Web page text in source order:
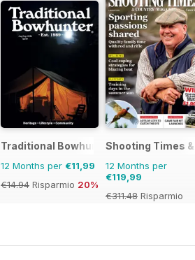
Traditional Bowhunter Magazine
12 Months per €11,99
€14.94 Risparmio 20%
Shooting Times
12 Months per
€119,99
€311.48 Risparmio